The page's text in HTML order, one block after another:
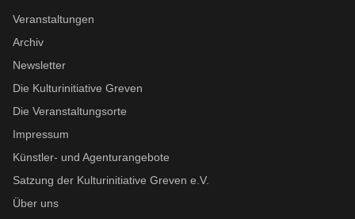
Veranstaltungen
Archiv
Newsletter
Die Kulturinitiative Greven
Die Veranstaltungsorte
Impressum
Künstler- und Agenturangebote
Satzung der Kulturinitiative Greven e.V.
Über uns